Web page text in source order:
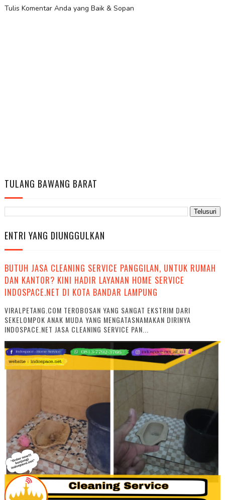
Tulis Komentar Anda yang Baik & Sopan
TULANG BAWANG BARAT
ENTRI YANG DIUNGGULKAN
BUTUH JASA CLEANING SERVICE PANGGILAN, UNTUK RUMAH
DAN KANTOR? KINI HADIR LAYANAN HOME SERVICE
INDOSPACE.NET DI KOTA BANDAR LAMPUNG
VIRALPETANG.COM TEROBOSAN YANG SANGAT EKSTRIM DARI
SEKELOMPOK ANAK MUDA YANG MENGATASNAMAKAN DIRINYA
INDOSPACE.NET JASA CLEANING SERVICE PAN...